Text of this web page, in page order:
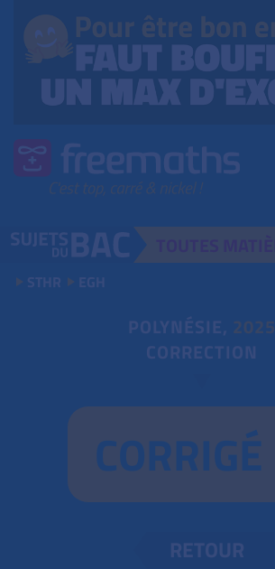
STHR EGH
POLYNÉSIE, 2025
CORRECTION
CORRIGÉ
RETOUR